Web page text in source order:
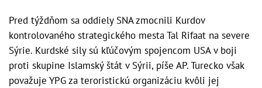
Pred týždňom sa oddiely SNA zmocnili Kurdov
kontrolovaného strategického mesta Tal Rifaat na severe
Sýrie. Kurdské sily sú kľúčovým spojencom USA v boji
proti skupine Islamský štát v Sýrii, píše AP. Turecko však
považuje YPG za teroristickú organizáciu kvôli jej